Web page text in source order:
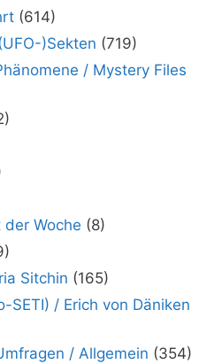
(614)
)Sekten (719)
/ Mystery Files
Woche (8)
Sitchin (165)
SETI) / Erich von Däniken
/ Allgemein (354)